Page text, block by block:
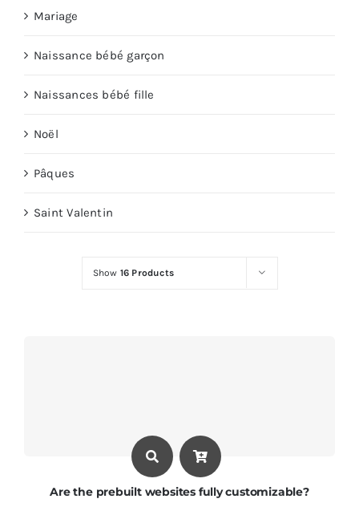
Mariage
Naissance bébé garçon
Naissances bébé fille
Noël
Pâques
Saint Valentin
Show 16 Products
Are the prebuilt websites fully customizable?